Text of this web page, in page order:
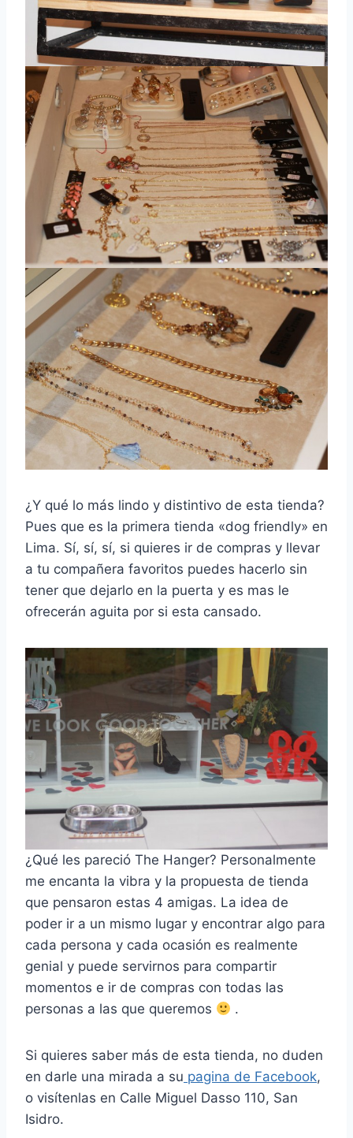
¿Y qué lo más lindo y distintivo de esta tienda?
Pues que es la primera tienda «dog friendly» en
Lima. Sí, sí, sí, si quieres ir de compras y llevar
a tu compañera favoritos puedes hacerlo sin
tener que dejarlo en la puerta y es mas le
ofrecerán aguita por si esta cansado.
¿Qué les pareció The Hanger? Personalmente
me encanta la vibra y la propuesta de tienda
que pensaron estas 4 amigas. La idea de
poder ir a un mismo lugar y encontrar algo para
cada persona y cada ocasión es realmente
genial y puede servirnos para compartir
momentos e ir de compras con todas las
personas a las que queremos
.
Si quieres saber más de esta tienda, no duden
en darle una mirada a su pagina de Facebook,
o visítenlas en Calle Miguel Dasso 110, San
Isidro.